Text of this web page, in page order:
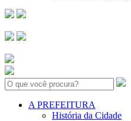
Search:
A PREFEITURA
História da Cidade